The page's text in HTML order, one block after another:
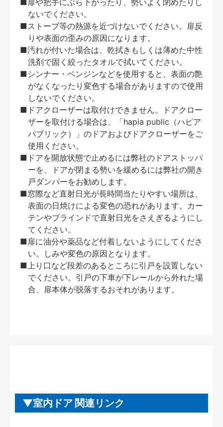
■扉や把手にぶら下がったり、勢いよく閉めたりし
ないでください。
■ストーブ等の熱源を近づけないでください。扉反
りや表面の歪みの原因になります。
■汚れが付いた場合は、乾拭きもしくは薄めた中性
洗剤で固く絞ったタオルで拭いてください。
■シンナー・ベンジンなどを使用すると、表面の艶
がなくなったり変色する場合がありますので使用
しないでください。
■ドアクローザーは取付けできません。ドアクロー
ザーを取付ける場合は、「hapia public（ハピア
パブリック）」のドアおよびドアクローザーをご
使用ください。
■ドアを開放状態で止めるには弊社のドアストッパ
ーを、ドアが閉まる勢いを緩めるには弊社の開き
戸ダンパーをお勧めします。
■窓際など直射日光が長時間当たりやすい場所は、
表面の日焼けによる変色の恐れがあります。カー
テンやブラインドで直射日光をさえぎるようにし
てください。
■扉に油分や薬品など付着しないようにしてくださ
い。しみや変色の原因となります。
■上り口など段差のあるところに引戸を設置しない
でください。引戸の下車が下レールから外れた場
合、扉本体が脱落するおそれがあります。
室内ドア 関連リンク